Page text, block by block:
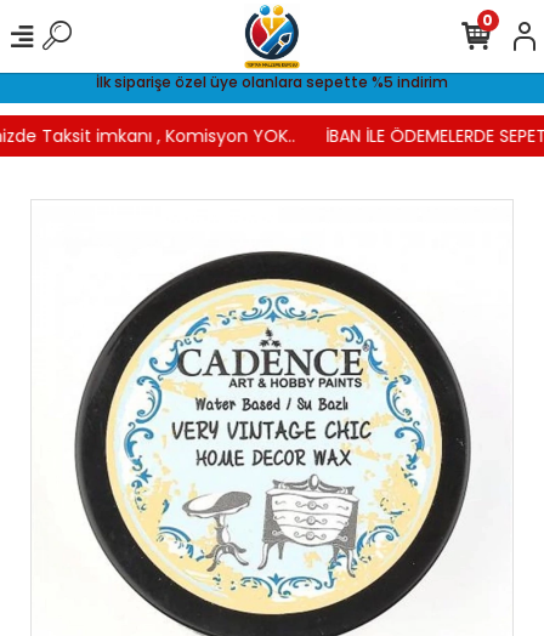
İlk siparişe özel üye olanlara sepette %5 indirim
Taksit imkanı , Komisyon YOK.. İBAN İLE ÖDEMELERDE
0